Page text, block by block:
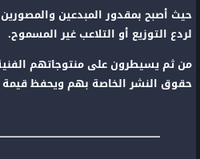
حيث أصبح بمقدور المبدعين
لردع التوزيع أو التلاعب غير المسموح.
من ثم يسيطرون على منتوجاتهم
حقوق النشر الخاصة بهم ويحفظ قيمة